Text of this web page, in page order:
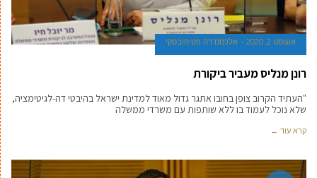
אוגוסט 2, 2020 אלכסנדרה פטיחובסקי
רונן מנליס מעביר ביקורת
"העתיד הקרוב צופן בחובו אתגר גדול מאוד למדינת ישראל בהיבטי דה-לגיטימציה,
שלא נוכל לעמוד בו ללא שותפות עם משרדי ממשלה
קרא עוד ←